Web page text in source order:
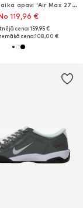
Zemie brīvā laika apavi 'Air Max 270'
119,96 €
cena: 159,95 €
cena:108,00 €